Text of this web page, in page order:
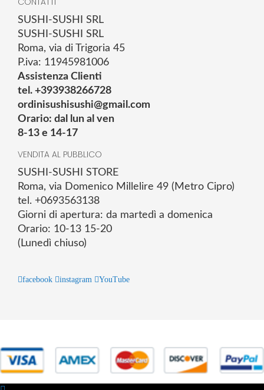
SUSHI-SUSHI SRL
SUSHI-SUSHI SRL
Roma, via di Trigoria 45
P.iva: 11945981006
Assistenza Clienti
tel. +393938266728
ordinisushisushi@gmail.com
Orario: dal lun al ven
8-13 e 14-17
VENDITA AL PUBBLICO
SUSHI-SUSHI STORE
Roma, via Domenico Millelire 49 (Metro Cipro)
tel. +0693563138
Giorni di apertura: da martedì a domenica
Orario: 10-13 15-20
(Lunedì chiuso)
facebook instagram YouTube